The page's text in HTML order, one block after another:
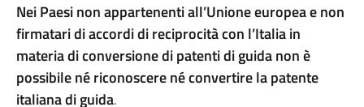
Nei Paesi non appartenenti all’Unione europea e non
firmatari di accordi di reciprocità con l’Italia in
materia di conversione di patenti di guida non è
possibile né riconoscere né convertire la patente
italiana di guida.